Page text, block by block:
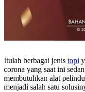
Itulah berbagai jenis topi
corona yang saat ini
membutuhkan alat
menjadi salah satu